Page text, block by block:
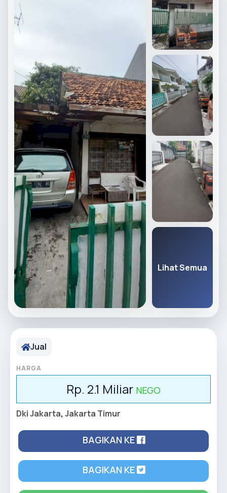
Lihat Semua
Jual
HARGA
Rp. 2.1 Miliar NEGO
Dki Jakarta, Jakarta Timur
BAGIKAN KE
BAGIKAN KE